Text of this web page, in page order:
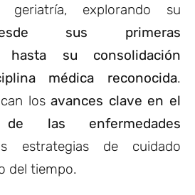
explorando su
sus primeras
hasta su consolidación
médica reconocida.
losavances clave en el
de las enfermedades
estrategias de cuidado
del tiempo.